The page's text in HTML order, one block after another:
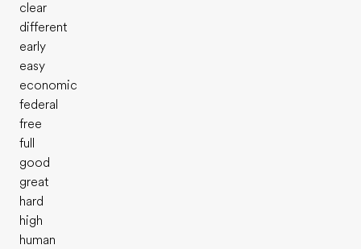
clear
different
early
easy
economic
federal
free
full
good
great
hard
high
human